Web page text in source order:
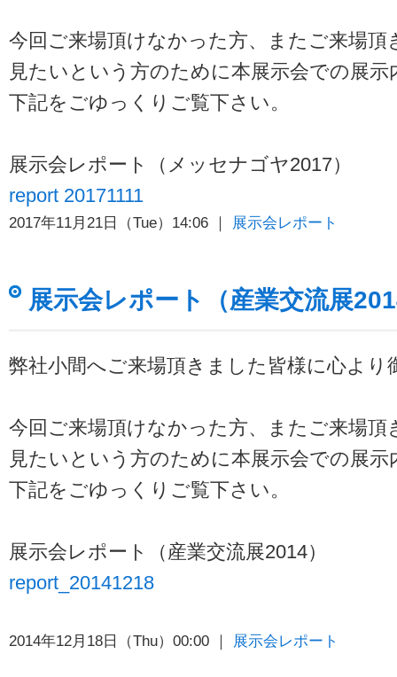
今回ご来場頂けなかった方、またご来場
見たいという方のために本展示会での展
下記をごゆっくりご覧下さい。
展示会レポート（メッセナゴヤ2017）
report 20171111
2017年11月21日（Tue）14:06 ｜ 展示会レポート
展示会レポート（産業交流展
弊社小間へご来場頂きました皆様に心より
今回ご来場頂けなかった方、またご来場
見たいという方のために本展示会での展
下記をごゆっくりご覧下さい。
展示会レポート（産業交流展2014）
report_20141218
2014年12月18日（Thu）00:00 ｜ 展示会レポート